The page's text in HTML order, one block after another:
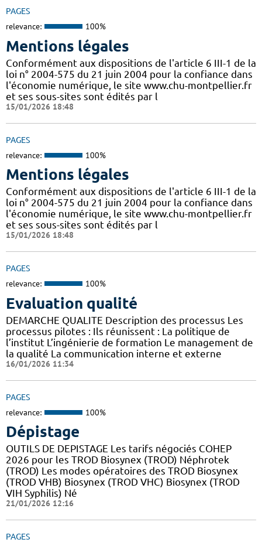
PAGES
relevance: 100%
Mentions légales
Conformément aux dispositions de l'article 6 III-1 de la
loi n° 2004-575 du 21 juin 2004 pour la confiance dans
l'économie numérique, le site www.chu-montpellier.fr
et ses sous-sites sont édités par l
15/01/2026 18:48
PAGES
relevance: 100%
Mentions légales
Conformément aux dispositions de l'article 6 III-1 de la
loi n° 2004-575 du 21 juin 2004 pour la confiance dans
l'économie numérique, le site www.chu-montpellier.fr
et ses sous-sites sont édités par l
15/01/2026 18:48
PAGES
relevance: 100%
Evaluation qualité
DEMARCHE QUALITE Description des processus Les
processus pilotes : Ils réunissent : La politique de
l’institut L’ingénierie de formation Le management de
la qualité La communication interne et externe
16/01/2026 11:34
PAGES
relevance: 100%
Dépistage
OUTILS DE DEPISTAGE Les tarifs négociés COHEP
2026 pour les TROD Biosynex (TROD) Néphrotek
(TROD) Les modes opératoires des TROD Biosynex
(TROD VHB) Biosynex (TROD VHC) Biosynex (TROD
VIH Syphilis) Né
21/01/2026 12:16
PAGES